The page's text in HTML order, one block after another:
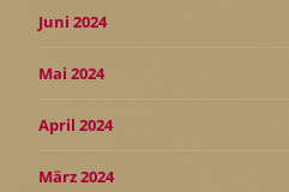
Juni 2024
Mai 2024
April 2024
März 2024